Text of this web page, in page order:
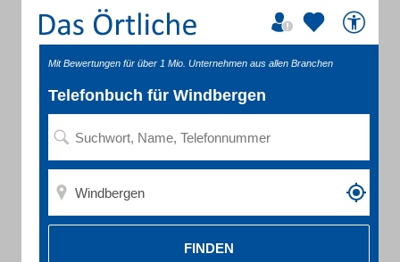
Mit Bewertungen für über 1 Mio. Unternehmen aus allen Branchen
Telefonbuch für Windbergen
FINDEN